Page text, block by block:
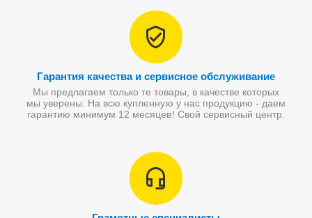
Гарантия качества и сервисное обслуживание
Мы предлагаем только те товары, в качестве которых
мы уверены. На всю купленную у нас продукцию - даем
гарантию минимум 12 месяцев! Свой сервисный центр.